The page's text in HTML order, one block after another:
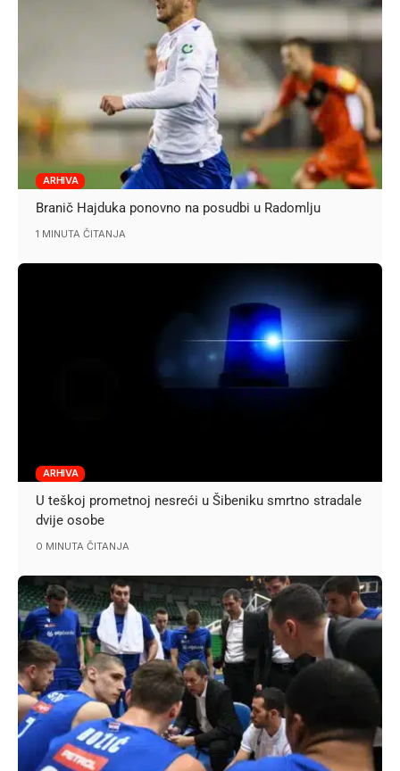
ARHIVA
Branič Hajduka ponovno na posudbi u Radomlju
1 MINUTA ČITANJA
ARHIVA
U teškoj prometnoj nesreći u Šibeniku smrtno stradale
dvije osobe
0 MINUTA ČITANJA